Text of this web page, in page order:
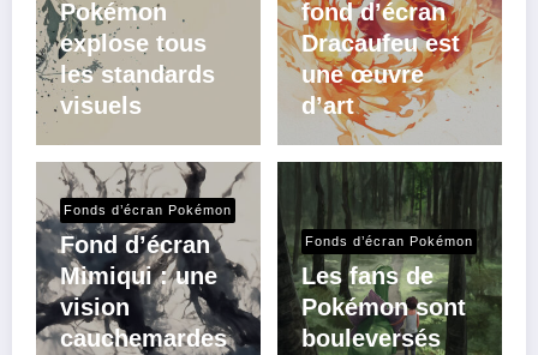
Pokémon
explose tous
les standards
visuels
fond d’écran
Dracaufeu est
une œuvre
d’art
Fonds d’écran Pokémon
Fond d’écran
Mimiqui : une
vision
cauchemardes
Fonds d’écran Pokémon
Les fans de
Pokémon sont
bouleversés